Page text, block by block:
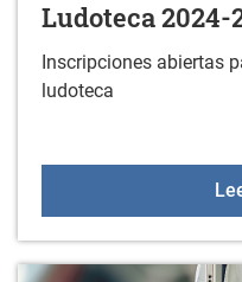
Ludoteca 2024-
Inscripciones abiertas
ludoteca